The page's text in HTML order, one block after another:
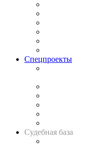
Спецпроекты
Судебная база